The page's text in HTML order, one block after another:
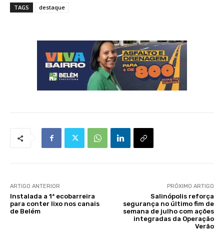
TAGS destaque
ARTIGO ANTERIOR
Instalada a 1ª ecobarreira
para conter lixo nos canais
de Belém
PRÓXIMO ARTIGO
Salinópolis reforça
segurança no último fim de
semana de julho com ações
integradas da Operação
Verão